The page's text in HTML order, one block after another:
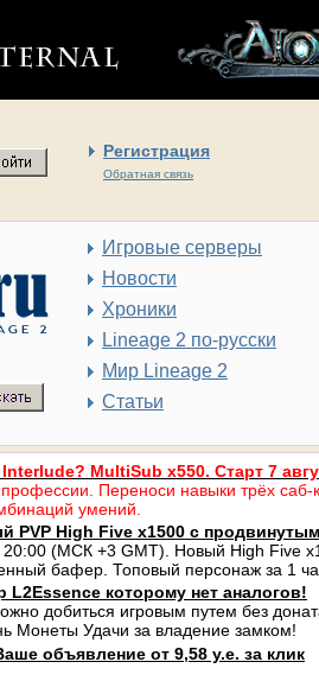
Регистрация
Обратная связь
Игровые серверы
Новости
Хроники
Lineage 2 по-русски
Мир Lineage 2
Статьи
MultiSub x550. Старт 7
Переноси навыки трёх саб-
умений.
PVP High Five x1500 с
(МСК +3 GMT). Новый High Five
бафер. Топовый персонаж за 1
L2Essence которому нет аналогов!
добиться игровым путем без
Монеты Удачи за владение замком!
объявление от 9,58 у.е. за клик